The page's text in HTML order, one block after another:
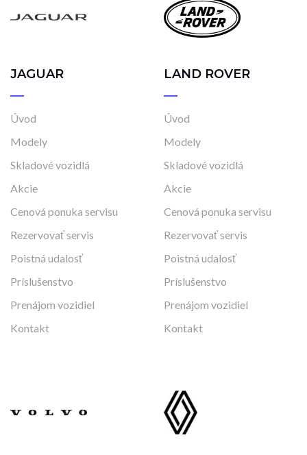
JAGUAR
Úvod
Modely
Skladové vozidlá
Akcie
Cenová ponuka servisu
Rezervovať servis
Poistná udalosť
Príslušenstvo
Prenájom vozidiel
Kontakt
LAND ROVER
Úvod
Modely
Skladové vozidlá
Akcie
Cenová ponuka servisu
Rezervovať servis
Poistná udalosť
Príslušenstvo
Prenájom vozidiel
Kontakt